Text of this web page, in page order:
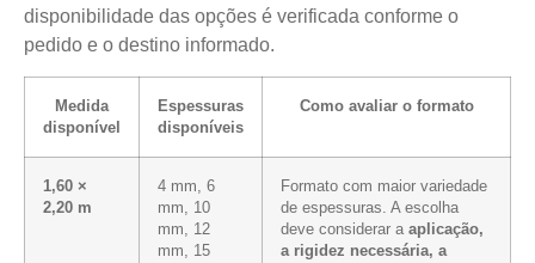
disponibilidade das opções é verificada conforme o
pedido e o destino informado.
Medida
disponível
Espessuras
disponíveis
Como avaliar o formato
1,60 ×
2,20 m
4 mm, 6
mm, 10
mm, 12
mm, 15
Formato com maior variedade
de espessuras. A escolha
deve considerar a aplicação,
a rigidez necessária, a